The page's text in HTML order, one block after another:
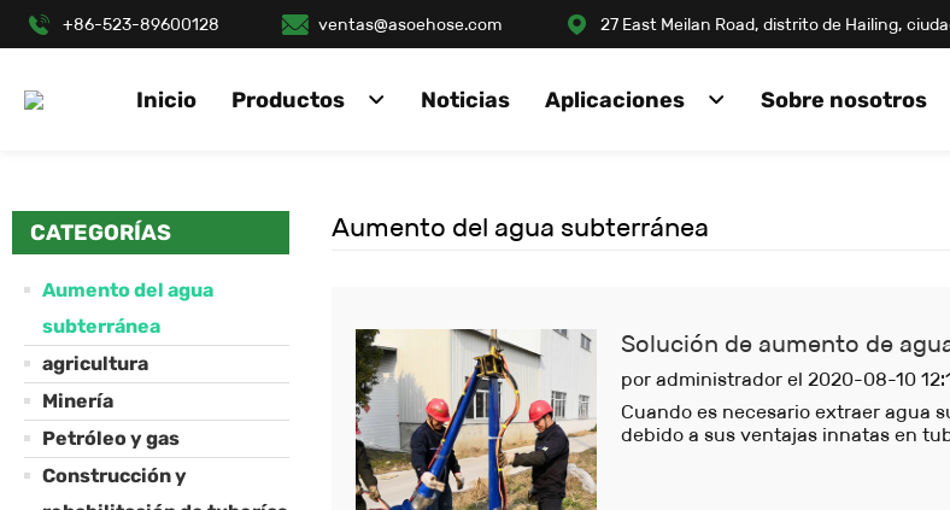
+86-523-89600128 ventas@asoehose.com 27 East Meilan Road, distrito de Hailing,
Inicio Productos Noticias Aplicaciones Sobre nosotros
CATEGORÍAS
Aumento del agua
subterránea
agricultura
Minería
Petróleo y gas
Construcción y
Aumento del agua subterránea
Solución de aumento de
por administrador el 2020-08-10
Cuando es necesario extraer agua
debido a sus ventajas innatas en